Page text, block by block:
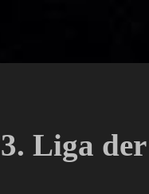
3. Liga